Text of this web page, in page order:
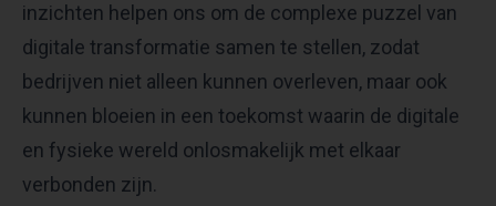
inzichten helpen ons om de complexe puzzel van
digitale transformatie samen te stellen, zodat
bedrijven niet alleen kunnen overleven, maar ook
kunnen bloeien in een toekomst waarin de digitale
en fysieke wereld onlosmakelijk met elkaar
verbonden zijn.